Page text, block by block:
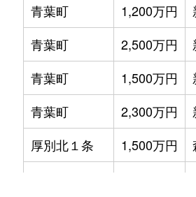
青葉町
1,200万円
青葉町
2,500万円
青葉町
1,500万円
青葉町
2,300万円
厚別北１条
1,500万円